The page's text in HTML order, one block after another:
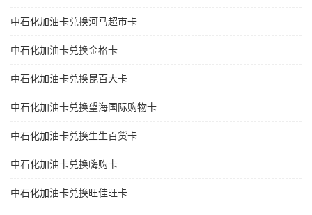
中石化加油卡兑换河马超市卡
中石化加油卡兑换金格卡
中石化加油卡兑换昆百大卡
中石化加油卡兑换望海国际购物卡
中石化加油卡兑换生生百货卡
中石化加油卡兑换嗨购卡
中石化加油卡兑换旺佳旺卡